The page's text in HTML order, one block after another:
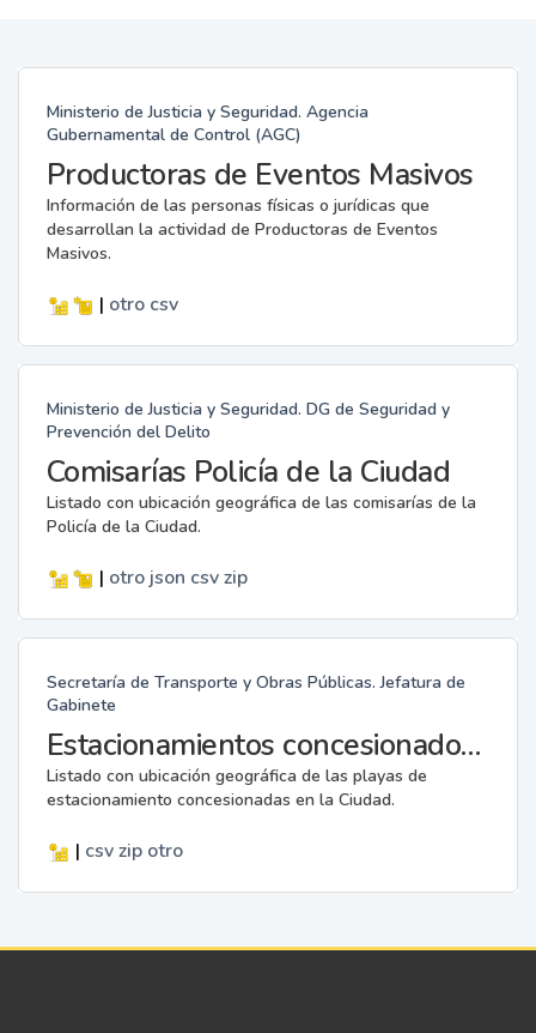
Ministerio de Justicia y Seguridad. Agencia
Gubernamental de Control (AGC)
Productoras de Eventos Masivos
Información de las personas físicas o jurídicas que
desarrollan la actividad de Productoras de Eventos
Masivos.
| otro csv
Ministerio de Justicia y Seguridad. DG de Seguridad y
Prevención del Delito
Comisarías Policía de la Ciudad
Listado con ubicación geográfica de las comisarías de la
Policía de la Ciudad.
| otro json csv zip
Secretaría de Transporte y Obras Públicas. Jefatura de
Gabinete
Estacionamientos concesionados de movilidad sustentable
Listado con ubicación geográfica de las playas de
estacionamiento concesionadas en la Ciudad.
| csv zip otro